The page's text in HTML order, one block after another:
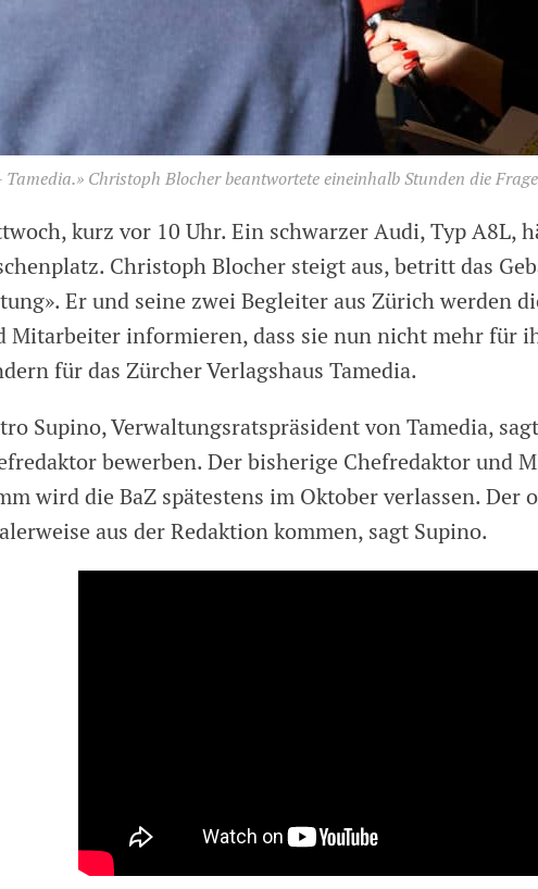
Tamedia.» Christoph Blocher beantwortete eineinhalb Stunden die
kurz vor 10 Uhr. Ein schwarzer Audi, Typ A8L,
Christoph Blocher steigt aus, betritt das
Er und seine zwei Begleiter aus Zürich werden
Mitarbeiter informieren, dass sie nun nicht mehr für
für das Zürcher Verlagshaus Tamedia.
Supino, Verwaltungsratspräsident von Tamedia,
bewerben. Der bisherige Chefredaktor und
wird die BaZ spätestens im Oktober verlassen. Der
aus der Redaktion kommen, sagt Supino.